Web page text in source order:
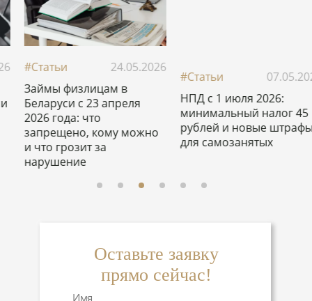
#Статьи
07.05.2026
НПД с 1 июля 2026:
минимальный налог 45
рублей и новые штрафы
для самозанятых
#Статьи
27.04.2026
Новый закон о
риэлтероской
деятельности в Беларуси:
что меняется с 16 мая
Оставьте заявку
прямо сейчас!